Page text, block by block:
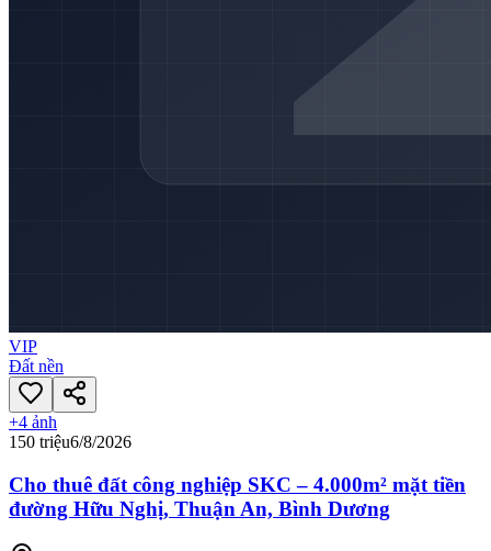
VIP
Đất nền
+4 ảnh
150 triệu6/8/2026
Cho thuê đất công nghiệp SKC – 4.000m² mặt tiền
đường Hữu Nghị, Thuận An, Bình Dương